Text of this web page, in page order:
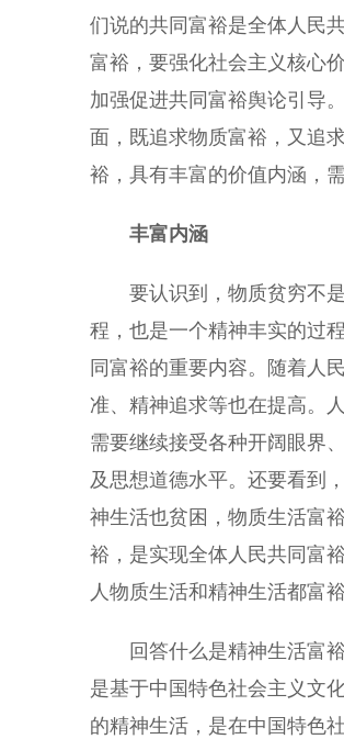
们说的共同富裕是全体人民
富裕，要强化社会主义核心
加强促进共同富裕舆论引导
面，既追求物质富裕，又追
裕，具有丰富的价值内涵，
丰富内涵
要认识到，物质贫穷不是
程，也是一个精神丰实的过
同富裕的重要内容。随着人
准、精神追求等也在提高。
需要继续接受各种开阔眼界
及思想道德水平。还要看到
神生活也贫困，物质生活富
裕，是实现全体人民共同富
人物质生活和精神生活都富裕
回答什么是精神生活富裕
是基于中国特色社会主义文
的精神生活，是在中国特色